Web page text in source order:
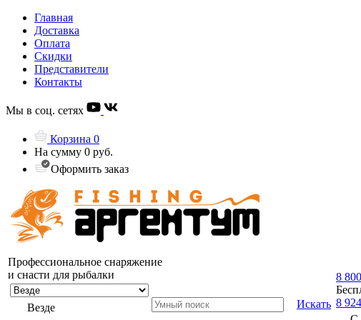
Главная
Доставка
Оплата
Скидки
Представители
Контакты
Мы в соц. сетях
Корзина 0
На сумму 0 руб.
Оформить заказ
Профессиональное снаряжение
и снасти для рыбалки
Везде Искать
8
8